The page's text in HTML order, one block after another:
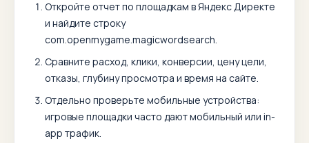
Откройте отчет по площадкам в Яндекс Директе
и найдите строку
com.openmygame.magicwordsearch.
Сравните расход, клики, конверсии, цену цели,
отказы, глубину просмотра и время на сайте.
Отдельно проверьте мобильные устройства:
игровые площадки часто дают мобильный или in-
app трафик.